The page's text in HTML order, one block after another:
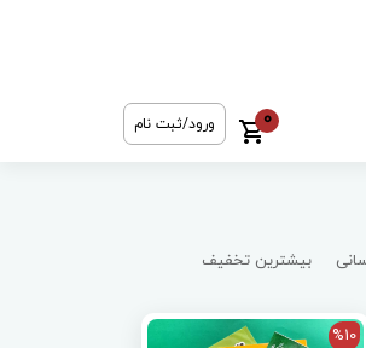
0 ورود/ثبت نام
بیشترین تخفیف
%10